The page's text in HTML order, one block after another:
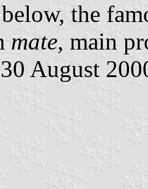
the
mate, main
August